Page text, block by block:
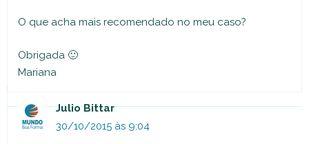
O que acha mais recomendado no meu caso?
Obrigada 🙂
Mariana
Julio Bittar
30/10/2015 às 9:04